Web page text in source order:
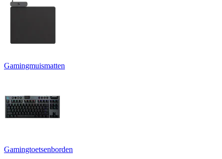
Gamingmuismatten
Gamingtoetsenborden